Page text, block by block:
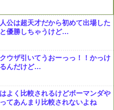
公は超天才だから初めて出場した
優勝しちゃうけど…
ウザ引いてうおーっっ！！かっけ
んだけど…
よく比較されるけどボーマンダや
てあんまり比較されないよね